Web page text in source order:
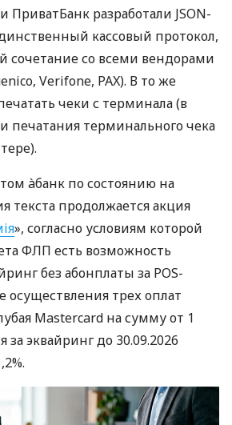
ПриватБанк разработали JSON-
кассовый протокол,
со всеми вендорами
Verifone, PAX). В то же
чеки с терминала (в
печатания терминального чека
àбанк по состоянию на
текста продолжается акция
», согласно условиям которой
ФЛП есть возможность
без абонплаты за POS-
осуществления трех оплат
Mastercard на сумму от 1
за эквайринг до 30.09.2026